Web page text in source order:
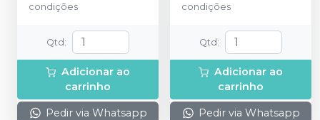
condições
Qtd :
Adicionar ao
carrinho
Pedir via Whatsapp
condições
Qtd :
Adicionar ao
carrinho
Pedir via Whatsapp